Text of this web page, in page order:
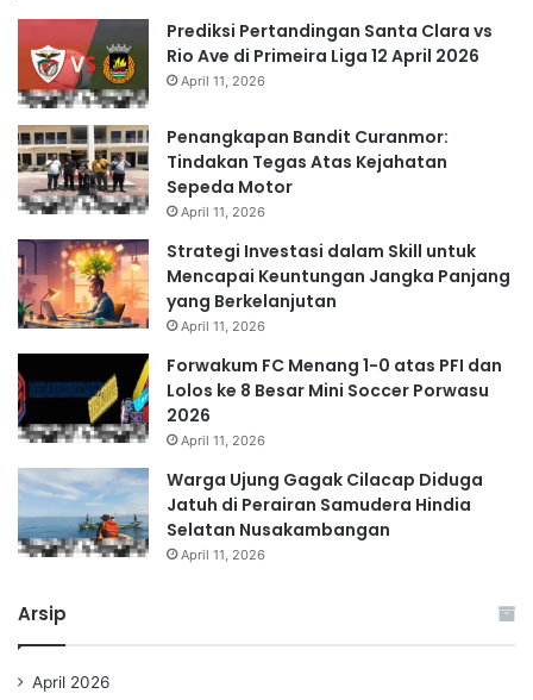
Prediksi Pertandingan Santa Clara vs
Rio Ave di Primeira Liga 12 April 2026
April 11, 2026
Penangkapan Bandit Curanmor:
Tindakan Tegas Atas Kejahatan
Sepeda Motor
April 11, 2026
Strategi Investasi dalam Skill untuk
Mencapai Keuntungan Jangka Panjang
yang Berkelanjutan
April 11, 2026
Forwakum FC Menang 1-0 atas PFI dan
Lolos ke 8 Besar Mini Soccer Porwasu
2026
April 11, 2026
Warga Ujung Gagak Cilacap Diduga
Jatuh di Perairan Samudera Hindia
Selatan Nusakambangan
April 11, 2026
Arsip
April 2026